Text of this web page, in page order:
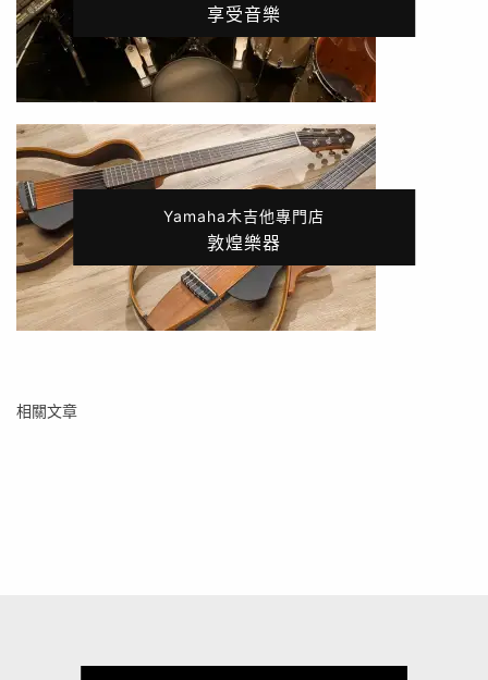
享受音樂
Yamaha木吉他專門店
敦煌樂器
相關文章